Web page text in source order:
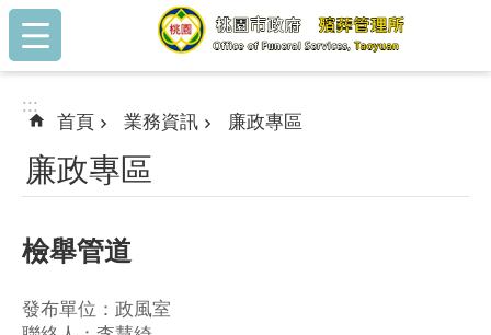
跳到主要內容區塊
:::
:::
首頁 業務資訊 廉政專區
廉政專區
檢舉管道
發布單位：政風室